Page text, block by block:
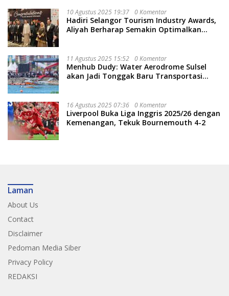
10 Agustus 2025 19:37 0 Komentar
Hadiri Selangor Tourism Industry Awards,
Aliyah Berharap Semakin Optimalkan
11 Agustus 2025 15:52 0 Komentar
Menhub Dudy: Water Aerodrome Sulsel
akan Jadi Tonggak Baru Transportasi
16 Agustus 2025 07:36 0 Komentar
Liverpool Buka Liga Inggris 2025/26 dengan
Kemenangan, Tekuk Bournemouth 4-2
Laman
About Us
Contact
Disclaimer
Pedoman Media Siber
Privacy Policy
REDAKSI